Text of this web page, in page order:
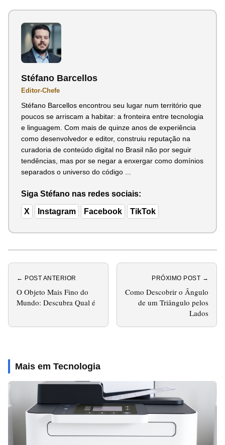
Stéfano Barcellos
Editor-Chefe
Stéfano Barcellos encontrou seu lugar num território que
poucos se arriscam a habitar: a fronteira entre tecnologia
e linguagem. Com mais de quinze anos de experiência
como desenvolvedor e editor, construiu reputação na
curadoria de conteúdo digital no Brasil não por seguir
tendências, mas por se negar a enxergar como domínios
separados o universo do código ...
Siga Stéfano nas redes sociais:
X Instagram Facebook TikTok
← POST ANTERIOR
O Objeto Mais Fino do
Mundo: Descubra Qual é
PRÓXIMO POST →
Como Descobrir o Ângulo
de um Triângulo pelos
Lados
Mais em Tecnologia